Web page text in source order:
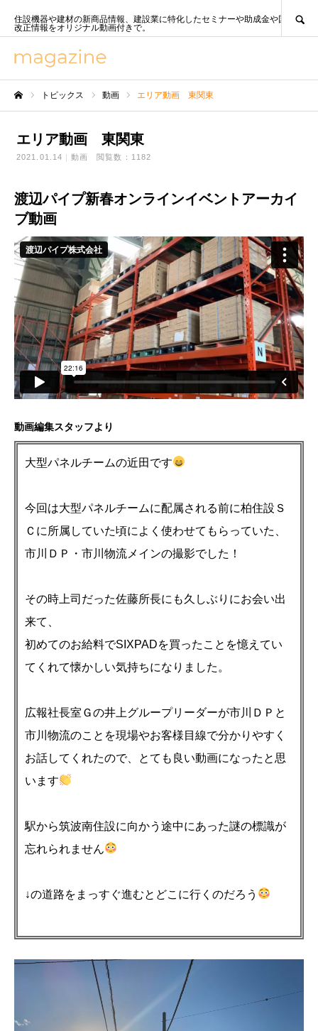
住設機器や建材の新商品情報、建設業に特化したセミナーや助成金や国策、法
改正情報をオリジナル動画付きで。
トピックス 動画 エリア動画 東関東
エリア動画 東関東
2021.01.14 動画 閲覧数：1182
渡辺パイプ新春オンラインイベントアーカイ
ブ動画
動画編集スタッフより
大型パネルチームの近田です
今回は大型パネルチームに配属される前に柏住設Ｓ
Ｃに所属していた頃によく使わせてもらっていた、
市川ＤＰ・市川物流メインの撮影でした！
その時上司だった佐藤所長にも久しぶりにお会い出
来て、
初めてのお給料でSIXPADを買ったことを憶えてい
てくれて懐かしい気持ちになりました。
広報社長室Ｇの井上グループリーダーが市川ＤＰと
市川物流のことを現場やお客様目線で分かりやすく
お話してくれたので、とても良い動画になったと思
います
駅から筑波南住設に向かう途中にあった謎の標識が
忘れられません
↓の道路をまっすぐ進むとどこに行くのだろう